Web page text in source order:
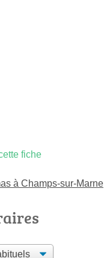
fiche
à Champs-sur-Marne